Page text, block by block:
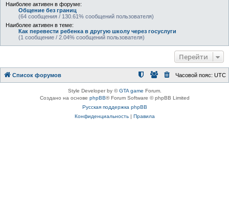
Наиболее активен в форуме:
Общение без границ
(64 сообщения / 130.61% сообщений пользователя)
Наиболее активен в теме:
Как перевести ребенка в другую школу через госуслуги
(1 сообщение / 2.04% сообщений пользователя)
Перейти
Список форумов Часовой пояс: UTC
Style Developer by ©GTA game Forum.
Создано на основе phpBB® Forum Software © phpBB Limited
Русская поддержка phpBB
Конфиденциальность| Правила